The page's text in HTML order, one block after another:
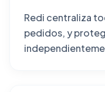
Redi centraliza
pedidos, y